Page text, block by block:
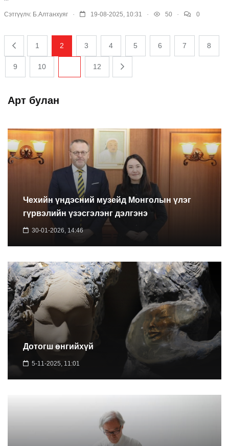
Сэтгүүлч: Б.Алтанхуяг . 19-08-2025, 10:31 . 50 . 0
1 2 3 4 5 6 7 8
9 10 12
Арт булан
Чехийн үндэсний музейд Монголын үлэг
гүрвэлийн үзэсгэлэнг дэлгэнэ
30-01-2026, 14:46
Дотогш өнгийхүй
5-11-2025, 11:01